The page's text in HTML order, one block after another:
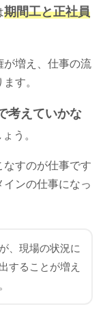
期間工と正社員
が増え、仕事の流
す。
考えていかな
う。
すのが仕事です
ンの仕事になっ
、現場の状況に
することが増え